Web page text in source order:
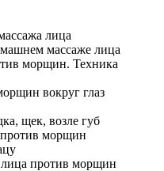
лица
массаже лица
морщин. Техника
вокруг глаз
щек, возле губ
морщин
против морщин